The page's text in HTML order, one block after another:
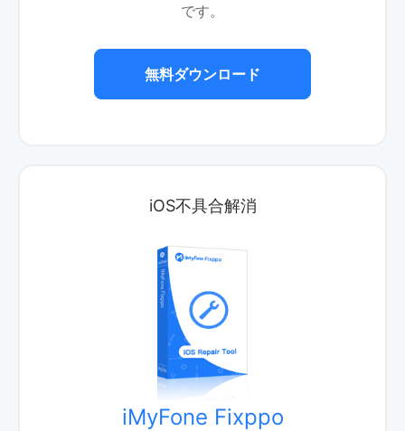
です。
無料ダウンロード
iOS不具合解消
iMyFone Fixppo